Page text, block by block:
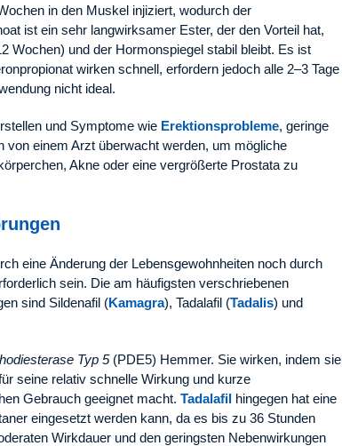
in den Muskel injiziert, wodurch der
ist ein sehr langwirksamer Ester, der den Vorteil hat,
Wochen) und der Hormonspiegel stabil bleibt. Es ist
wirken schnell, erfordern jedoch alle 2–3 Tage
nicht ideal.
und Symptome wie Erektionsprobleme, geringe
von einem Arzt überwacht werden, um mögliche
Akne oder eine vergrößerte Prostata zu
eine Änderung der Lebensgewohnheiten noch durch
sein. Die am häufigsten verschriebenen
sind Sildenafil (Kamagra), Tadalafil (Tadalis) und
Typ 5(PDE5) Hemmer. Sie wirken, indem sie
seine relativ schnelle Wirkung und kurze
Gebrauch geeignet macht. Tadalafil hingegen hat eine
eingesetzt werden kann, da es bis zu 36 Stunden
Wirkdauer und den geringsten Nebenwirkungen